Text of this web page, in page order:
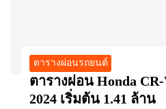
ตารางผ่อนรถยนต์
ตารางผ่อน Honda
2024 เริ่มต้น 1.41 ล้าน